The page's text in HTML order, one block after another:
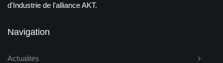
d'Industrie de l'alliance AKT.
Navigation
Actualités